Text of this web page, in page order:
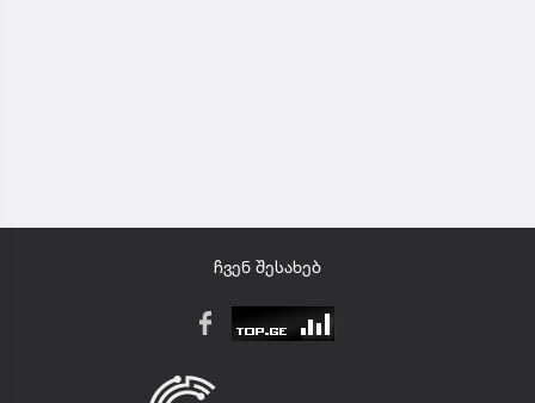
ჩვენ შესახებ